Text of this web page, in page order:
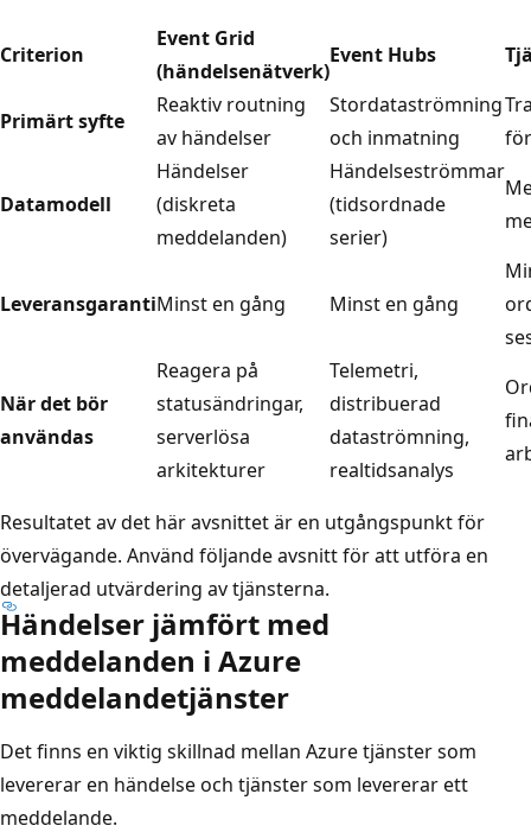
Criterion
Event Grid
(händelsenätverk)
Event Hubs
Primärt syfte
Reaktiv routning
av händelser
Stordataströmning
och inmatning
Datamodell
Händelser
(diskreta
meddelanden)
Händelseströmmar
(tidsordnade
serier)
LeveransgarantiMinst en gång Minst en gång
När det bör
användas
Reagera på
statusändringar,
serverlösa
arkitekturer
Telemetri,
distribuerad
dataströmning,
realtidsanalys
Resultatet av det här avsnittet är en utgångspunkt för
övervägande. Använd följande avsnitt för att utföra en
detaljerad utvärdering av tjänsterna.
Händelser jämfört med
meddelanden i Azure
meddelandetjänster
Det finns en viktig skillnad mellan Azure tjänster som
levererar en händelse och tjänster som levererar ett
meddelande.